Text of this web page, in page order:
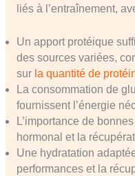
liés à l’entraînement,
Un apport protéique
des sources variées,
sur la quantité de
La consommation de
fournissent l’énergie
L’importance de
hormonal et la
Une hydratation
performances et la